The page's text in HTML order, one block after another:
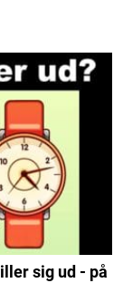
sig ud - på